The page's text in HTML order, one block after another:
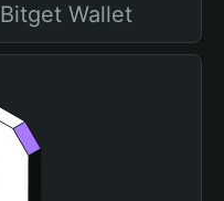
Wallet